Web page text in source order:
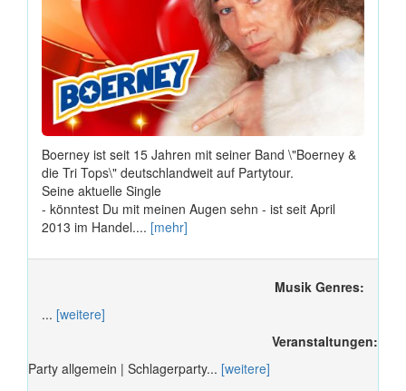
Boerney ist seit 15 Jahren mit seiner Band \"Boerney &
die Tri Tops\" deutschlandweit auf Partytour.
Seine aktuelle Single
- könntest Du mit meinen Augen sehn - ist seit April
2013 im Handel.... [mehr]
Musik Genres:
... [weitere]
Veranstaltungen:
Party allgemein | Schlagerparty... [weitere]